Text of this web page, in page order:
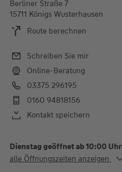
Berliner Straße 7
15711 Königs Wusterhausen
Route berechnen
Schreiben Sie mir
Online-Beratung
03375 296195
0160 94818156
Kontakt speichern
Dienstag geöffnet ab 10:00 Uhr
Alle Öffnungszeiten
alle Öffnungszeiten anzeigen